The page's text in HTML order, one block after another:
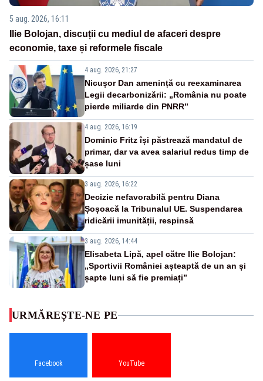
5 aug. 2026, 16:11
Ilie Bolojan, discuții cu mediul de afaceri despre
economie, taxe și reformele fiscale
4 aug. 2026, 21:27
Nicușor Dan amenință cu reexaminarea
Legii decarbonizării: „România nu poate
pierde miliarde din PNRR”
4 aug. 2026, 16:19
Dominic Fritz își păstrează mandatul de
primar, dar va avea salariul redus timp de
șase luni
3 aug. 2026, 16:22
Decizie nefavorabilă pentru Diana
Șoșoacă la Tribunalul UE. Suspendarea
ridicării imunității, respinsă
3 aug. 2026, 14:44
Elisabeta Lipă, apel către Ilie Bolojan:
„Sportivii României așteaptă de un an și
șapte luni să fie premiați”
URMĂREȘTE-NE PE
Facebook YouTube